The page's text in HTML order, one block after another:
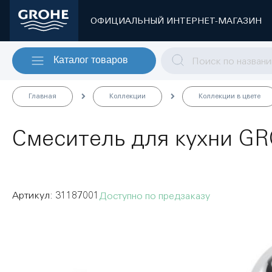
ОФИЦИАЛЬНЫЙ ИНТЕРНЕТ-МАГАЗИН
Каталог товаров
Главная Коллекции Коллекции в цвете
Смеситель для кухни
Доступно по предзаказу
31187001